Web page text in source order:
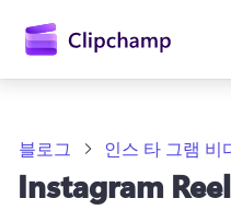
로
블로그 인스 타 그램 비
Instagram